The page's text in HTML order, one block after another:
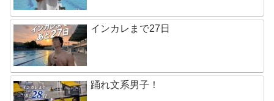
インカレまで27日
踊れ文系男子！